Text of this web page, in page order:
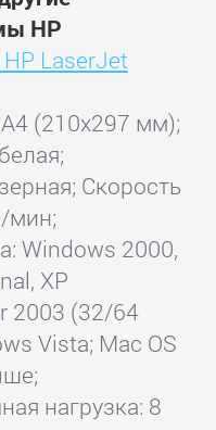
HP
LaserJet
(210x297 мм);
Скорость
мин;
Windows 2000,
XP
2003 (32/64
Vista; Mac OS
нагрузка: 8